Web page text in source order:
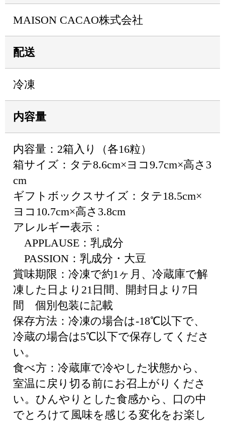
MAISON CACAO株式会社
配送
冷凍
内容量
内容量：2箱入り（各16粒）
箱サイズ：タテ8.6cm×ヨコ9.7cm×高さ3
cm
ギフトボックスサイズ：タテ18.5cm×
ヨコ10.7cm×高さ3.8cm
アレルギー表示：
APPLAUSE：乳成分
PASSION：乳成分・大豆
賞味期限：冷凍で約1ヶ月、冷蔵庫で解
凍した日より21日間、開封日より7日
間 個別包装に記載
保存方法：冷凍の場合は-18℃以下で、
冷蔵の場合は5℃以下で保存してくださ
い。
食べ方：冷蔵庫で冷やした状態から、
室温に戻り切る前にお召上がりくださ
い。ひんやりとした食感から、口の中
でとろけて風味を感じる変化をお楽し